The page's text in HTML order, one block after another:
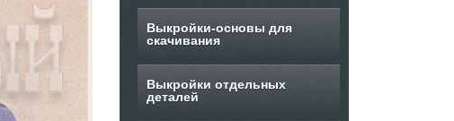
Выкройки-основы для
скачивания
Выкройки отдельных
деталей